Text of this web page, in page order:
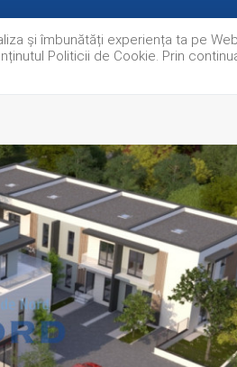
și îmbunătăți experiența ta pe
Politicii de Cookie. Prin